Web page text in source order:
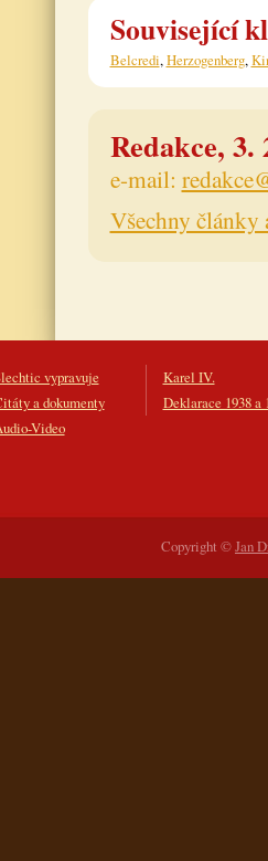
Související
Belcredi,Herzogenberg,
Redakce, 3.
e-mail:
Všechny články
vypravuje
a dokumenty
Video
Karel IV.
Deklarace 1938 a
Copyright ©Jan